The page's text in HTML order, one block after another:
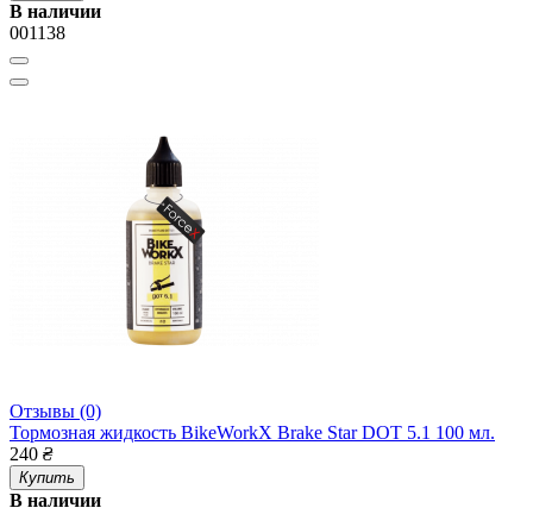
В наличии
001138
Отзывы (0)
Тормозная жидкость BikeWorkX Brake Star DOT 5.1 100 мл.
240 ₴
Купить
В наличии